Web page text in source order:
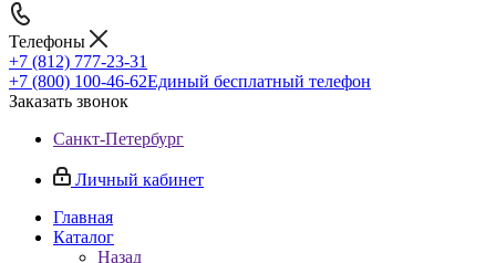
Телефоны
+7 (812) 777-23-31
+7 (800) 100-46-62Единый бесплатный телефон
Заказать звонок
Санкт-Петербург
Личный кабинет
Главная
Каталог
Назад